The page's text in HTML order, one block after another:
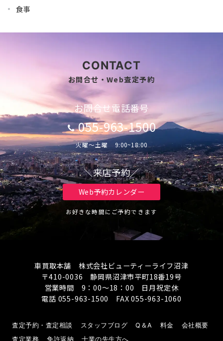
食事
CONTACT
お問合せ・Web査定予約
お問合せ電話番号
055-963-1500
火曜～土曜 9:00~18:00
＼来店予約／
Web予約カレンダー
お好きな時間にご予約できます
車買取本舗 株式会社ビューティーライフ沼津
〒410-0036 静岡県沼津市平町18番19号
営業時間 9：00～18：00 日月祝定休
電話 055-963-1500 FAX 055-963-1060
査定予約・査定相談 スタッフブログ Q＆A 料金
会社概要
査定業務
免許返納 士業の先生方へ